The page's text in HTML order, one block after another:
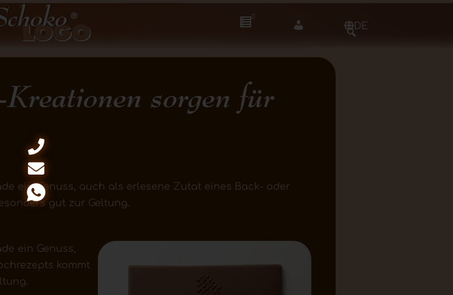
DE
0
sorgen für
ein Genuss, auch als erlesene Zutat eines Back- oder
gut zur Geltung.
ein Genuss,
kommt